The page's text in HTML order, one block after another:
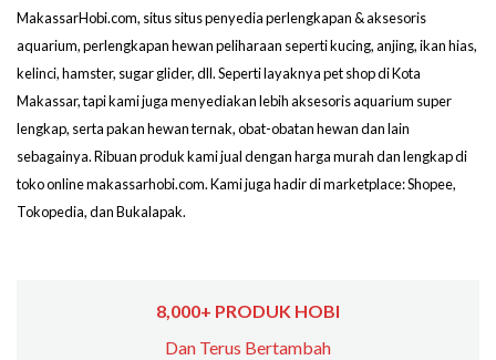
MakassarHobi.com, situs situs penyedia perlengkapan & aksesoris
aquarium, perlengkapan hewan peliharaan seperti kucing, anjing, ikan hias,
kelinci, hamster, sugar glider, dll. Seperti layaknya pet shop di Kota
Makassar, tapi kami juga menyediakan lebih aksesoris aquarium super
lengkap, serta pakan hewan ternak, obat-obatan hewan dan lain
sebagainya. Ribuan produk kami jual dengan harga murah dan lengkap di
toko online makassarhobi.com. Kami juga hadir di marketplace: Shopee,
Tokopedia, dan Bukalapak.
8,000+ PRODUK HOBI
Dan Terus Bertambah